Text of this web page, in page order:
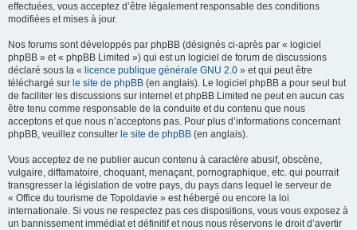
effectuées, vous acceptez d’être légalement responsable des conditions
modifiées et mises à jour.
Nos forums sont développés par phpBB (désignés ci-après par « logiciel
phpBB » et « phpBB Limited ») qui est un logiciel de forum de discussions
déclaré sous la « licence publique générale GNU 2.0 » et qui peut être
téléchargé sur le site de phpBB (en anglais). Le logiciel phpBB a pour seul but
de faciliter les discussions sur internet et phpBB Limited ne peut en aucun cas
être tenu comme responsable de la conduite et du contenu que nous
acceptons et que nous n’acceptons pas. Pour plus d’informations concernant
phpBB, veuillez consulter le site de phpBB (en anglais).
Vous acceptez de ne publier aucun contenu à caractère abusif, obscène,
vulgaire, diffamatoire, choquant, menaçant, pornographique, etc. qui pourrait
transgresser la législation de votre pays, du pays dans lequel le serveur de
« Office du tourisme de Topoldavie » est hébergé ou encore la loi
internationale. Si vous ne respectez pas ces dispositions, vous vous exposez à
un bannissement immédiat et définitif et nous nous réservons le droit d’avertir